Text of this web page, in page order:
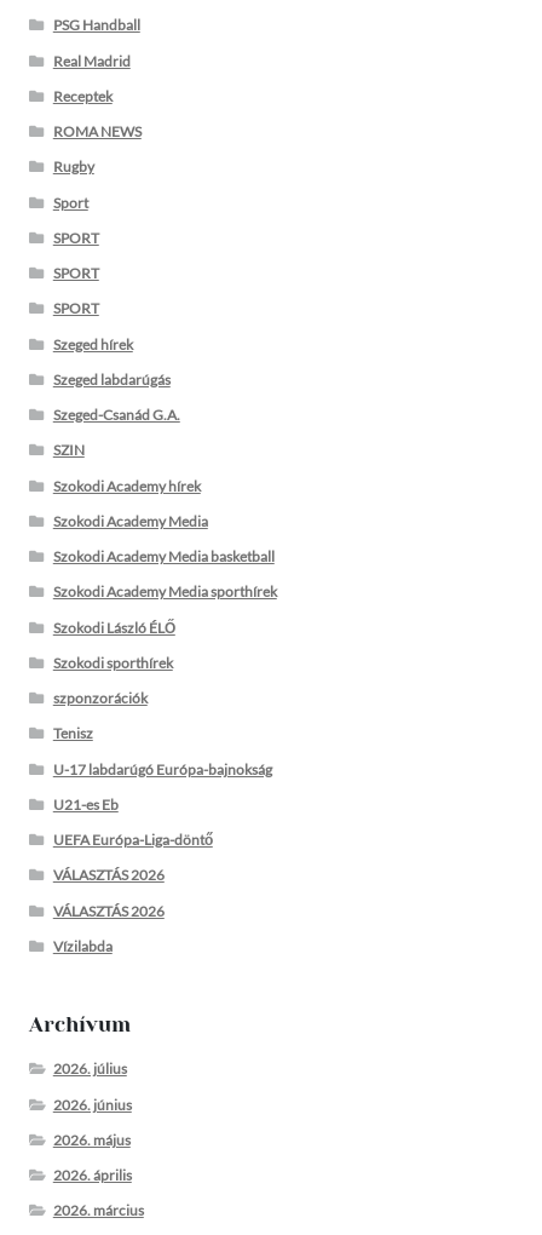
PSG Handball
Real Madrid
Receptek
ROMA NEWS
Rugby
Sport
SPORT
SPORT
SPORT
Szeged hírek
Szeged labdarúgás
Szeged-Csanád G.A.
SZIN
Szokodi Academy hírek
Szokodi Academy Media
Szokodi Academy Media basketball
Szokodi Academy Media sporthírek
Szokodi László ÉLŐ
Szokodi sporthírek
szponzorációk
Tenisz
U-17 labdarúgó Európa-bajnokság
U21-es Eb
UEFA Európa-Liga-döntő
VÁLASZTÁS 2026
VÁLASZTÁS 2026
Vízilabda
Archívum
2026. július
2026. június
2026. május
2026. április
2026. március